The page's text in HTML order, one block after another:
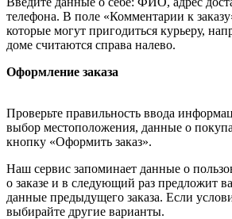
телефона. В поле «Комментарии к
которые могут пригодиться курьеру,
доме считаются справа налево.
Оформление заказа
Проверьте правильность ввода
выбор местоположения, данные о
кнопку «Оформить заказ».
Наш сервис запоминает данные о
о заказе и в следующий раз предложит
данные предыдущего заказа. Если
выбирайте другие варианты.